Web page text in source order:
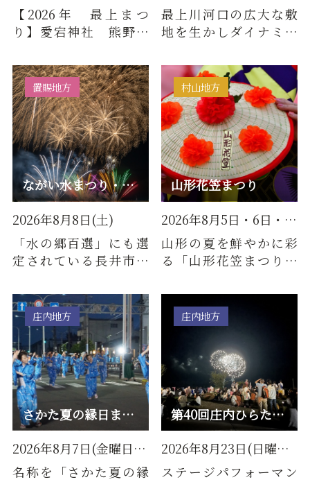
【2026年 最上まつ
り】愛宕神社 熊野大
を練り歩き、「もがみ元
気ステー…
最上川河口の広大な敷
地を生かしダイナミッ
す。この花火の起源は、
1929(…
ながい水まつり・最上川花火大会
置賜地方
2026年8月8日(土)
「水の郷百選」にも選
定されている長井市の
真夏のお祭り。例年、
水にちな…
山形花笠まつり
村山地方
2026年8月5日・6日・7日
山形の夏を鮮やかに彩
る「山形花笠まつり」
7日の3日間にわたり開
催され…
さかた夏の縁日まつり
庄内地方
2026年8月7日(金曜日)・8日(土曜日)／毎年8月上旬開催
名称を「さかた夏の縁
第40回庄内ひらた目ん玉夏まつり
庄内地方
2026年8月23日(日曜日)／毎年8月中旬開催
ステージパフォーマン